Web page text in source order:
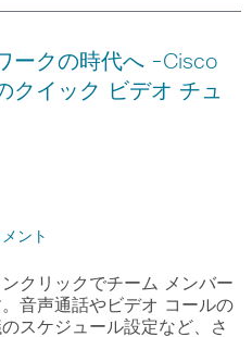
ークの時代へ -Cisco
クイック ビデオ チュ
ント
クリックでチーム メンバー
音声通話やビデオ コールの
スケジュール設定など、さ